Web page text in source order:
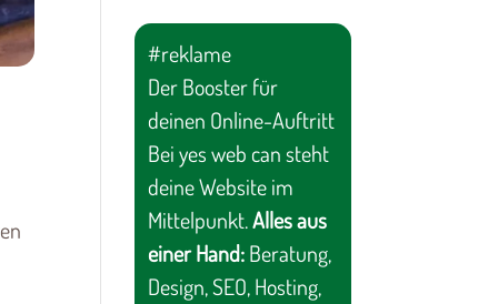
#reklame
Der Booster für
deinen Online-Auftritt
Bei yes web can steht
deine Website im
Mittelpunkt.Alles aus
einer Hand:Beratung,
Design, SEO, Hosting,